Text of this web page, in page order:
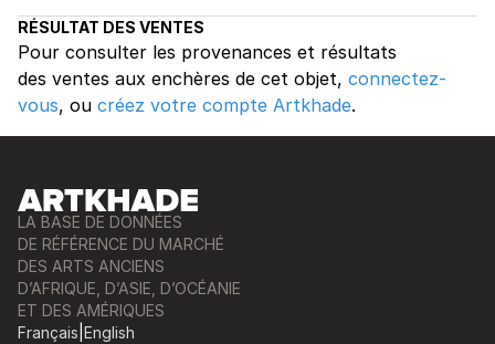
RÉSULTAT DES VENTES
Pour consulter les provenances et résultats
des ventes aux enchères de cet objet, connectez-
vous, ou créez votre compte Artkhade.
LA BASE DE DONNÉES
DE RÉFÉRENCE DU MARCHÉ
DES ARTS ANCIENS
D’AFRIQUE, D’ASIE, D’OCÉANIE
ET DES AMÉRIQUES
Français English